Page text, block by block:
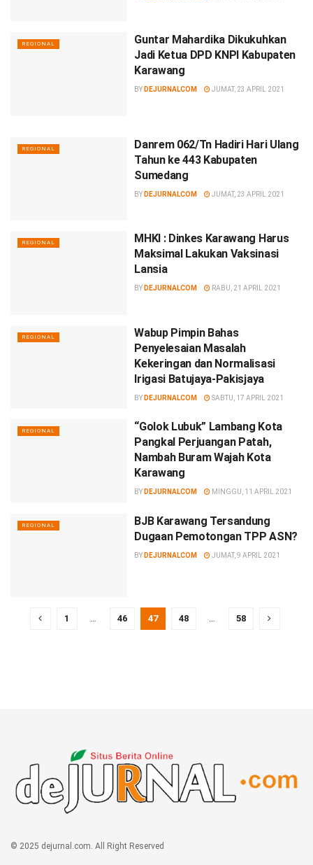
REGIONAL
Guntar Mahardika Dikukuhkan
Jadi Ketua DPD KNPI Kabupaten
Karawang
BY DEJURNALCOM JUMAT, 23 APRIL 2021
REGIONAL
Danrem 062/Tn Hadiri Hari Ulang
Tahun ke 443 Kabupaten
Sumedang
BY DEJURNALCOM JUMAT, 23 APRIL 2021
REGIONAL
MHKI : Dinkes Karawang Harus
Maksimal Lakukan Vaksinasi
Lansia
BY DEJURNALCOM RABU, 21 APRIL 2021
REGIONAL
Wabup Pimpin Bahas
Penyelesaian Masalah
Kekeringan dan Normalisasi
Irigasi Batujaya-Pakisjaya
BY DEJURNALCOM SABTU, 17 APRIL 2021
REGIONAL
“Golok Lubuk” Lambang Kota
Pangkal Perjuangan Patah,
Nambah Buram Wajah Kota
Karawang
BY DEJURNALCOM MINGGU, 11 APRIL 2021
REGIONAL
BJB Karawang Tersandung
Dugaan Pemotongan TPP ASN?
BY DEJURNALCOM JUMAT, 9 APRIL 2021
1 … 46 47 48 … 58
© 2025 dejurnal.com. All Right Reserved